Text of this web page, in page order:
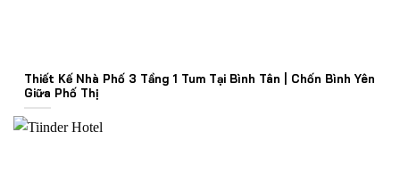
Thiết Kế Nhà Phố 3 Tầng 1 Tum Tại Bình Tân | Chốn Bình Yên
Giữa Phố Thị